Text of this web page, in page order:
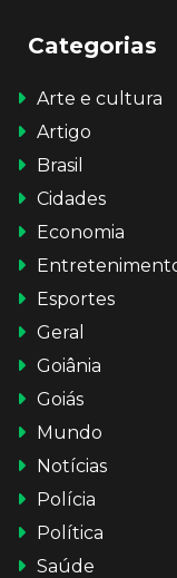
Categorias
Arte e cultura
Artigo
Brasil
Cidades
Economia
Esportes
Geral
Goiânia
Goiás
Mundo
Notícias
Polícia
Política
Saúde